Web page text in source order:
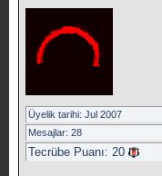
Üyelik tarihi: Jul 2007
Mesajlar: 28
Tecrübe Puanı: 20